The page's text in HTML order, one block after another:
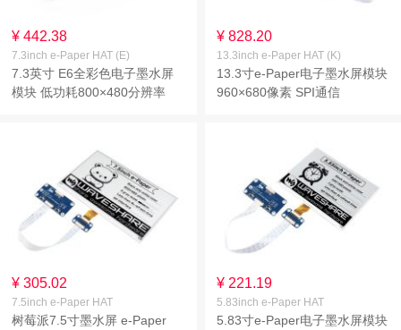
¥ 442.38
7.3inch e-Paper HAT (E)
7.3英寸 E6全彩色电子墨水屏
模块 低功耗800×480分辨率
¥ 828.20
13.3inch e-Paper HAT (K)
13.3寸e-Paper电子墨水屏模块
960×680像素 SPI通信
¥ 305.02
7.5inch e-Paper HAT
树莓派7.5寸墨水屏 e-Paper
¥ 221.19
5.83inch e-Paper HAT
5.83寸e-Paper电子墨水屏模块